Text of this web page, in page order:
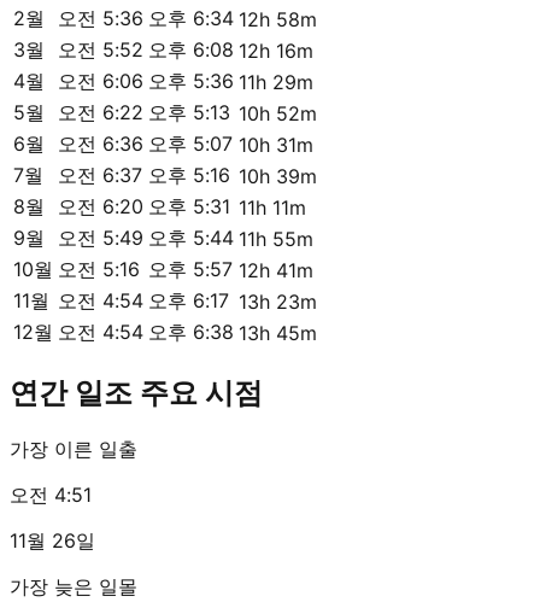
2월 오전 5:36 오후 6:34 12h 58m
3월
오전 5:52 오후 6:08 12h 16m
4월
오전 6:06 오후 5:36 11h 29m
5월
오전 6:22 오후 5:13 10h 52m
6월
오전 6:36 오후 5:07 10h 31m
7월
오전 6:37 오후 5:16 10h 39m
8월
오전 6:20 오후 5:31 11h 11m
9월
오전 5:49 오후 5:44 11h 55m
10월 오전 5:16 오후 5:57 12h 41m
11월 오전 4:54 오후 6:17 13h 23m
12월 오전 4:54 오후 6:38 13h 45m
연간 일조 주요 시점
가장 이른 일출
오전 4:51
11월 26일
가장 늦은 일몰